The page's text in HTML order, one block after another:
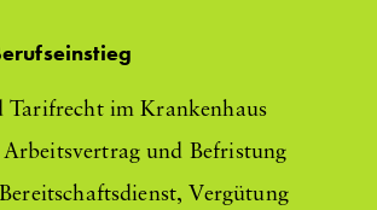
Tarifrecht im Krankenhaus
und Befristung
Vergütung